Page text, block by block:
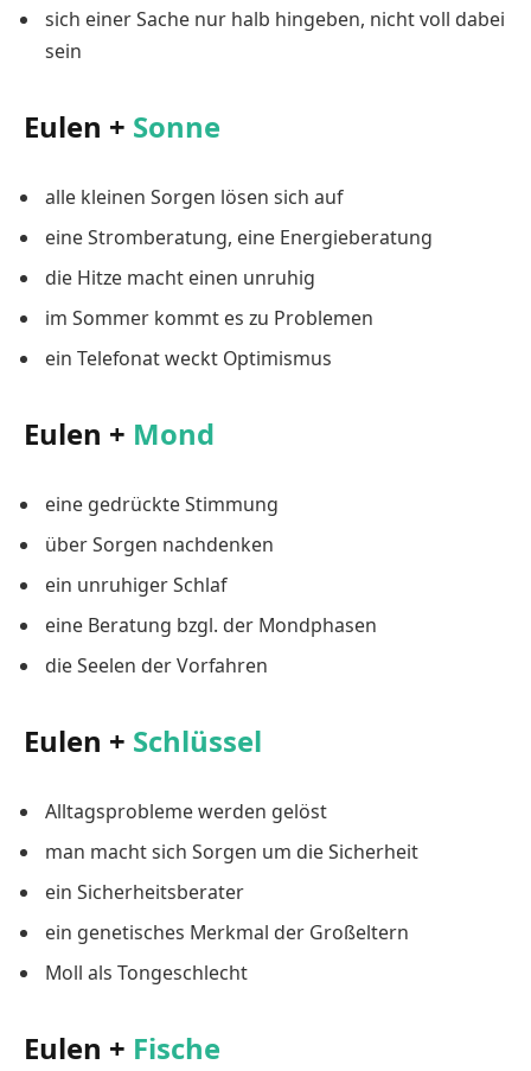
sich einer Sache nur halb hingeben, nicht voll dabei
sein
Eulen + Sonne
alle kleinen Sorgen lösen sich auf
eine Stromberatung, eine Energieberatung
die Hitze macht einen unruhig
im Sommer kommt es zu Problemen
ein Telefonat weckt Optimismus
Eulen + Mond
eine gedrückte Stimmung
über Sorgen nachdenken
ein unruhiger Schlaf
eine Beratung bzgl. der Mondphasen
die Seelen der Vorfahren
Eulen + Schlüssel
Alltagsprobleme werden gelöst
man macht sich Sorgen um die Sicherheit
ein Sicherheitsberater
ein genetisches Merkmal der Großeltern
Moll als Tongeschlecht
Eulen + Fische